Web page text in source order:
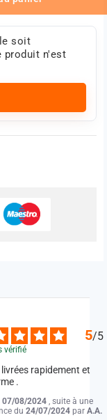
soit
produit n'est
5/5
vérifié
livrées rapidement et
.
07/08/2024 , suite à une
du24/07/2024 parA.A.